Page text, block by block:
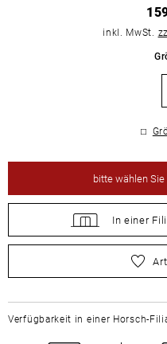
inkl. MwSt.
bittewählen
In einer
wählen
Verfügbarkeit in einer Horsch-